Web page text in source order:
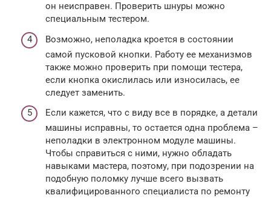
он неисправен. Проверить шнуры можно
специальным тестером.
Возможно, неполадка кроется в состоянии
самой пусковой кнопки. Работу ее механизмов
также можно проверить при помощи тестера,
если кнопка окислилась или износилась, ее
следует заменить.
Если кажется, что с виду все в порядке, а детали
машины исправны, то остается одна проблема –
неполадки в электронном модуле машины.
Чтобы справиться с ними, нужно обладать
навыками мастера, поэтому, при подозрении на
подобную поломку лучше всего вызвать
квалифицированного специалиста по ремонту